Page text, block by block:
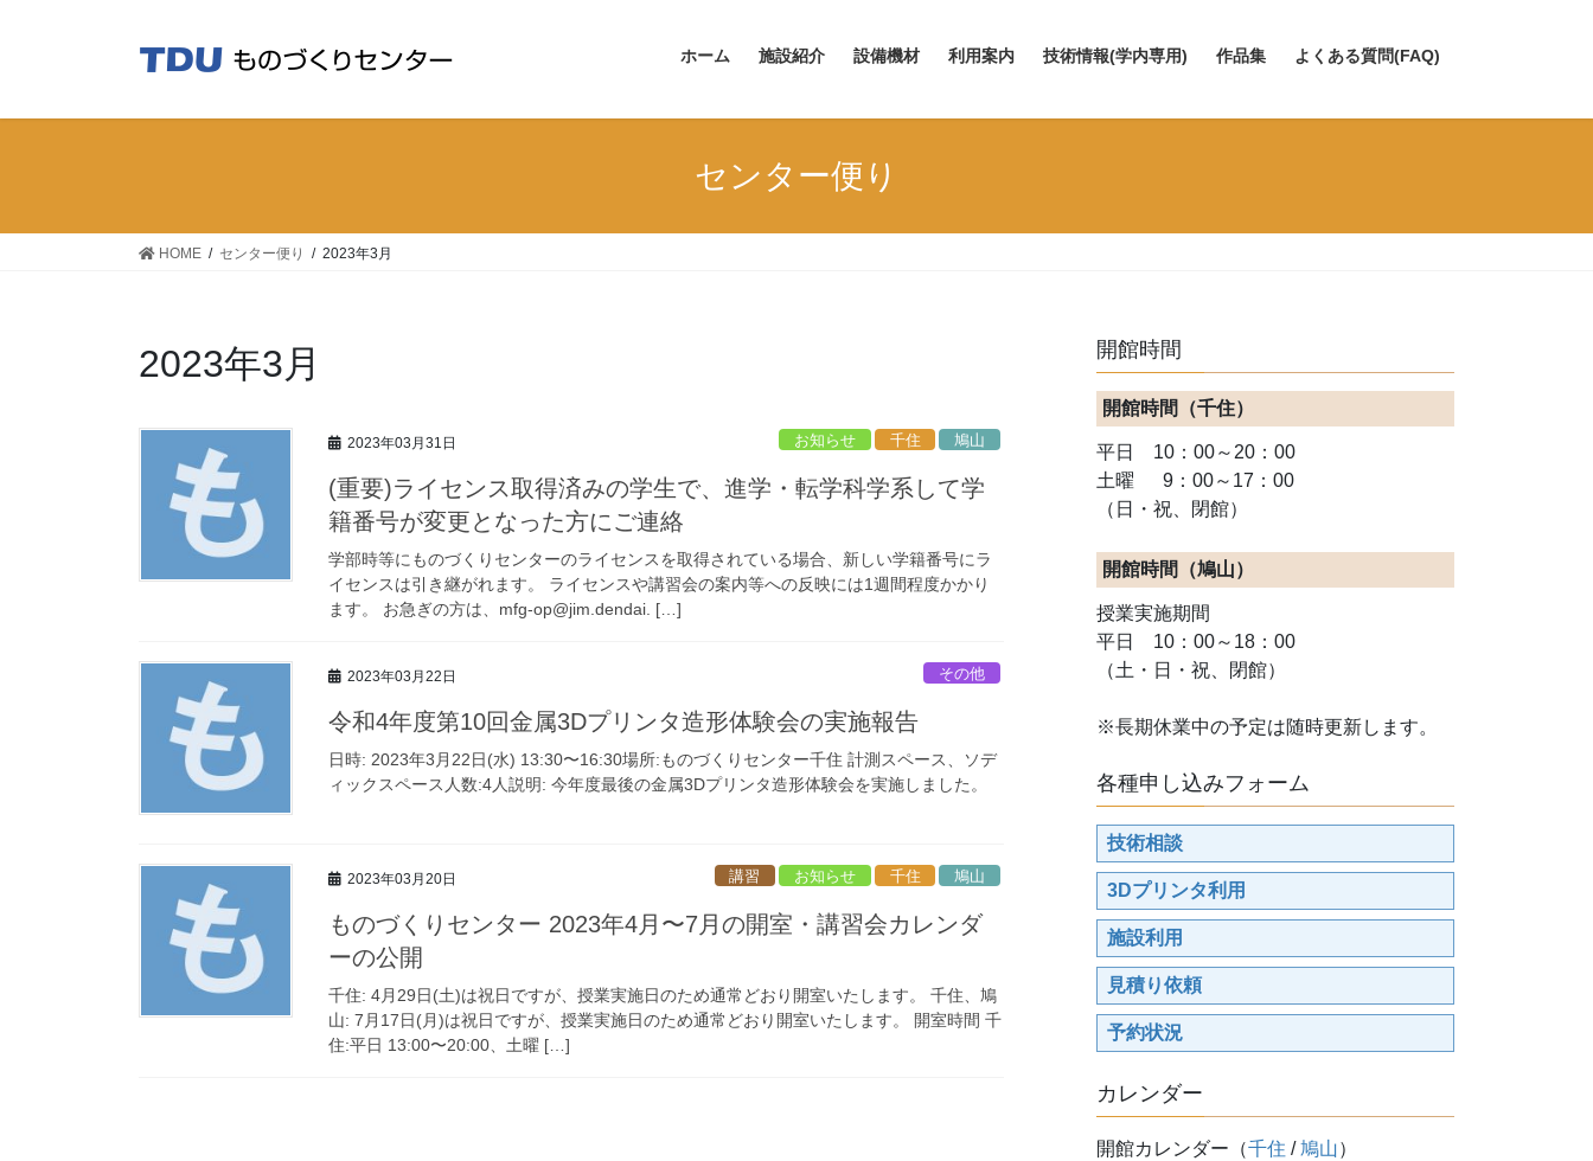
ッ
移
ホーム 施設紹介 設備機材 利用案内 技術情報(学内専用) 作品集 よくある質問(FAQ)
センター便り
HOME センター便り 2023年3月
2023年3月
2023年03月31日 鳩山
千住
お知らせ
(重要)ライセンス取得済みの学生で、進学・転学科学系して学
籍番号が変更となった方にご連絡
学部時等にものづくりセンターのライセンスを取得されている場合、新しい学籍番号にラ
イセンスは引き継がれます。 ライセンスや講習会の案内等への反映には1週間程度かかり
ます。 お急ぎの方は、mfg-op@jim.dendai. […]
2023年03月22日 その他
令和4年度第10回金属3Dプリンタ造形体験会の実施報告
日時: 2023年3月22日(水) 13:30〜16:30場所:ものづくりセンター千住 計測スペース、ソデ
ィックスペース人数:4人説明: 今年度最後の金属3Dプリンタ造形体験会を実施しました。
2023年03月20日 鳩山
千住
お知らせ
講習
ものづくりセンター 2023年4月〜7月の開室・講習会カレンダ
ーの公開
千住: 4月29日(土)は祝日ですが、授業実施日のため通常どおり開室いたします。 千住、鳩
山: 7月17日(月)は祝日ですが、授業実施日のため通常どおり開室いたします。 開室時間 千
住:平日 13:00〜20:00、土曜 […]
開館時間
開館時間（千住）
平日 10：00～20：00
土曜 9：00～17：00
（日・祝、閉館）
開館時間（鳩山）
授業実施期間
平日 10：00～18：00
（土・日・祝、閉館）
※長期休業中の予定は随時更新します。
各種申し込みフォーム
技術相談
3Dプリンタ利用
施設利用
見積り依頼
予約状況
カレンダー
開館カレンダー（千住 /鳩山）